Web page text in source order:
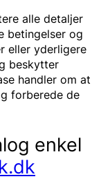
alle detaljer
betingelser og
eller yderligere
beskytter
handler om at
forberede de
enkel